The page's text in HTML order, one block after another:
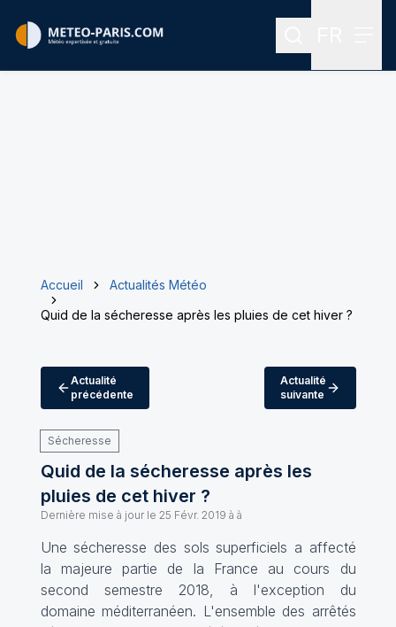
Rechercher
Accueil
Actualités Météo
Quid de la sécheresse après les pluies de cet hiver ?
Actualité
précédente
Actualité
suivante
Sécheresse
Quid de la sécheresse après les
pluies de cet hiver ?
Dernière mise à jour le 25 Févr. 2019 à à
Une sécheresse des sols superficiels a affecté
la majeure partie de la France au cours du
second semestre 2018, à l'exception du
domaine méditerranéen. L'ensemble des arrêtés